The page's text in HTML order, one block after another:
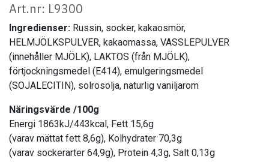
Art.nr: L9300
Ingredienser: Russin, socker, kakaosmör,
HELMJÖLKSPULVER, kakaomassa, VASSLEPULVER
(innehåller MJÖLK), LAKTOS (från MJÖLK),
förtjockningsmedel (E414), emulgeringsmedel
(SOJALECITIN), solrosolja, naturlig vaniljarom
Näringsvärde /100g
Energi 1863kJ/443kcal, Fett 15,6g
(varav mättat fett 8,6g), Kolhydrater 70,3g
(varav sockerarter 64,9g), Protein 4,3g, Salt 0,13g